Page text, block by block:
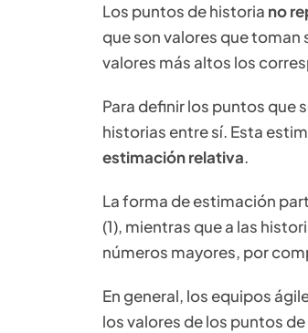
Los puntos de historia no
que son valores que
valores más altos los
Para definir los puntos que
historias entre sí. Esta
estimación relativa.
La forma de estimación
(1), mientras que a las
números mayores, por
En general, los equipos
los valores de los puntos